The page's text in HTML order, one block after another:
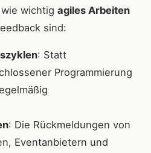
wichtig agiles Arbeiten
sind:
: Statt
Programmierung
: Die Rückmeldungen von
Eventanbietern und